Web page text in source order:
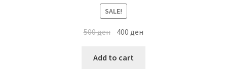
SALE!
500ден 400ден
Add to cart